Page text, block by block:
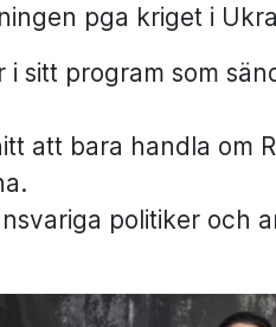
pga kriget i
sitt program som
att bara handla om
politiker och